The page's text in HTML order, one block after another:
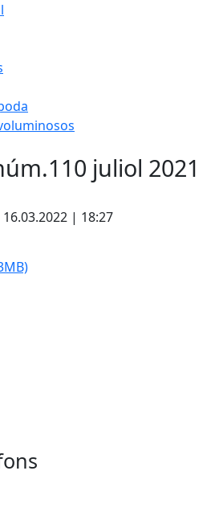
juliol 2021
| 18:27